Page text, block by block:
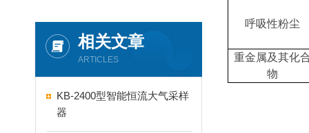
相关文章
ARTICLES
KB-2400型智能恒流大气采样
器
呼吸性粉尘
重金属及其化
物